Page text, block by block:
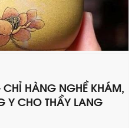
HÀNG NGHỀ KHÁM,
Y CHO THẦY LANG